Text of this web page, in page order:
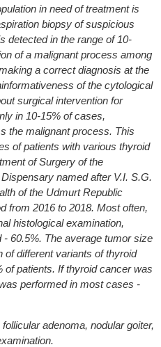
in need of treatment is
biopsy of suspicious
detected in the range of 10-
of a malignant process among
a correct diagnosis at the
of the cytological
surgical intervention for
in 10-15% of cases,
the malignant process. This
of patients with various thyroid
of Surgery of the
named after V.I. S.G.
of the Udmurt Republic
from 2016 to 2018. Most often,
histological examination,
60.5%. The average tumor size
of different variants of thyroid
of patients. If thyroid cancer was
performed in most cases -
adenoma, nodular goiter,